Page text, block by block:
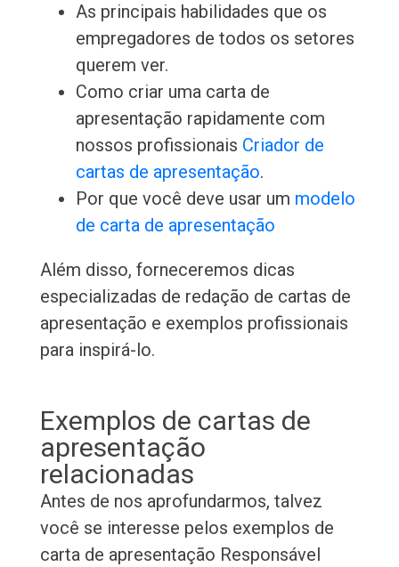
As principais habilidades que os
empregadores de todos os setores
querem ver.
Como criar uma carta de
apresentação rapidamente com
nossos profissionais Criador de
cartas de apresentação.
Por que você deve usar um modelo
de carta de apresentação
Além disso, forneceremos dicas
especializadas de redação de cartas de
apresentação e exemplos profissionais
para inspirá-lo.
Exemplos de cartas de
apresentação
relacionadas
Antes de nos aprofundarmos, talvez
você se interesse pelos exemplos de
carta de apresentação Responsável